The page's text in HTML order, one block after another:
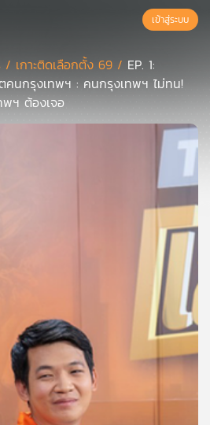
เข้าสู่ระบบ
/ เกาะติดเลือกตั้ง 69 / EP. 1:
คนกรุงเทพฯ : คนกรุงเทพฯ ไม่ทน!
ฯ ต้องเจอ